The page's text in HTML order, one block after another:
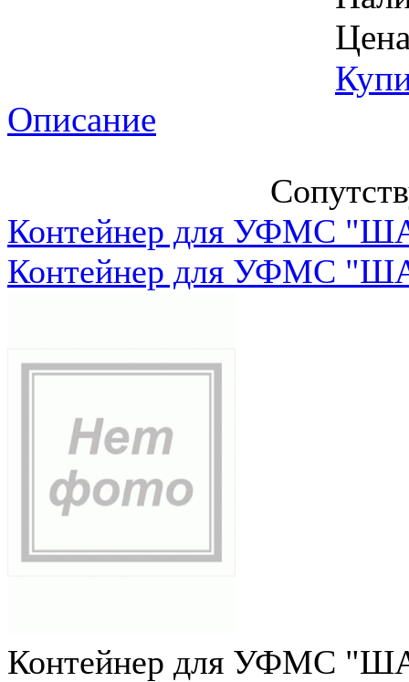
Описание
Контейнер для УФМС
Контейнер для УФМС
Контейнер для УФМС